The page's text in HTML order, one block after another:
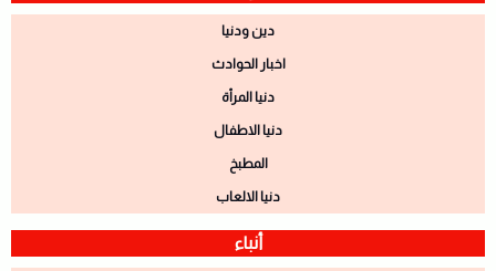
دين ودنيا
اخبار الحوادث
دنيا المرأة
دنيا الاطفال
المطبخ
دنيا الالعاب
أنباء